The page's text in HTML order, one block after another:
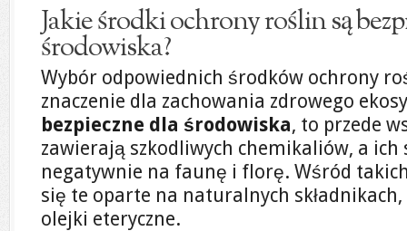
Jakie środki ochrony roślin są
środowiska?
Wybór odpowiednich środków ochrony
znaczenie dla zachowania zdrowego
bezpieczne dla środowiska, to przede
zawierają szkodliwych chemikaliów, a ich
negatywnie na faunę i florę. Wśród
się te oparte na naturalnych
olejki eteryczne.